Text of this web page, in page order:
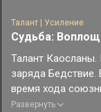
на 75%. Атака или
уровень статуса
указанного
контратаку,
физический урон,
дополнительно
Талант | Усиление
Судьба:
Талант Каосланы.
заряда Бедствие.
время хода
усиления будут
Развернуть